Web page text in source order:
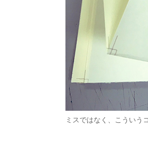
ミスではなく、こういう